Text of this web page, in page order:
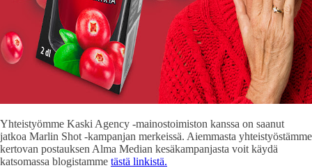
Yhteistyömme Kaski Agency -mainostoimiston kanssa on saanut
jatkoa Marlin Shot -kampanjan merkeissä. Aiemmasta yhteistyöstämme
kertovan postauksen Alma Median kesäkampanjasta voit käydä
katsomassa blogistamme tästä linkistä.